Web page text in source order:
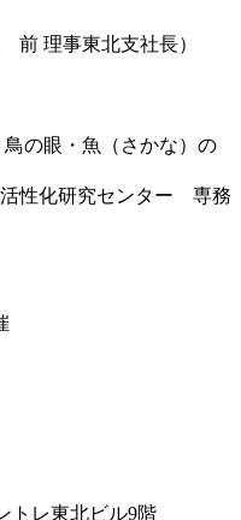
理事東北支社長）
の眼・魚（さかな）の
性化研究センター 専務
トレ東北ビル9階